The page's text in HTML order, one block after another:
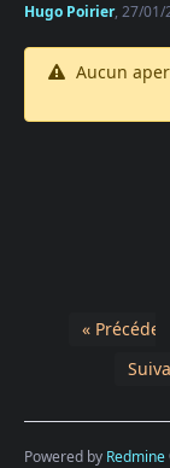
Hugo Poirier, 27/01/
Aucun
« Précédent
Powered by Redmine